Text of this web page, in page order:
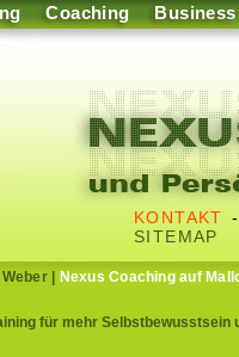
Coaching Business
KONTAKT
SITEMAP
| Nexus Coaching auf
für mehr Selbstbewusstsein